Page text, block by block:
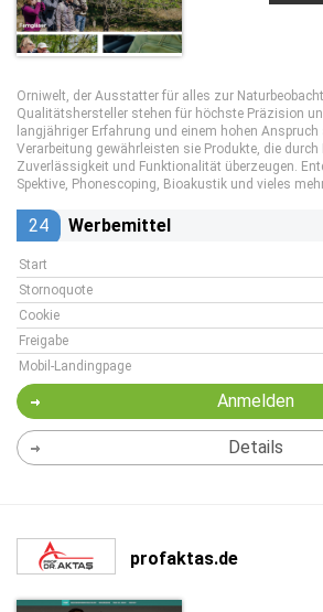
Orniwelt, der Ausstatter für alles zur
Qualitätshersteller stehen für höchste Präzision
langjähriger Erfahrung und einem hohen Anspruch
Verarbeitung gewährleisten sie Produkte, die durch
Zuverlässigkeit und Funktionalität überzeugen.
Spektive, Phonescoping, Bioakustik und vieles
24 Werbemittel
Start
Stornoquote
Cookie
Freigabe
Mobil-Landingpage
Anmelden
Details
profaktas.de